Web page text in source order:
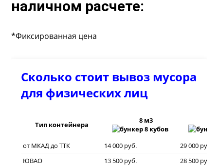
наличном расчете:
*Фиксированная цена
Сколько стоит вывоз мусора
для физических лиц
Тип контейнера 8 м3
от МКАД до ТТК 14 000 руб.
29 000 руб.
ЮВАО
13 500 руб.
28 500 руб.